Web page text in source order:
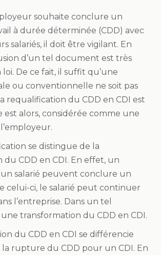
souhaite conclure un
à durée déterminée (CDD) avec
salariés, il doit être vigilant. En
d’un tel document est très
De ce fait, il suffit qu’une
ou conventionnelle ne soit pas
requalification du CDD en CDI est
est alors, considérée comme une
se distingue de la
CDD en CDI. En effet, un
salarié peuvent conclure un
celui-ci, le salarié peut continuer
l’entreprise. Dans un tel
une transformation du CDD en CDI.
du CDD en CDI se différencie
rupture du CDD pour un CDI. En